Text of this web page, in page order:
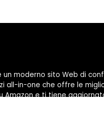
moderno sito Web di
all-in-one che offre le
Amazon e ti tiene